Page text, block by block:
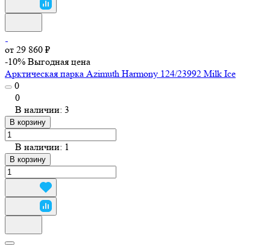
от 29 860 ₽
-10% Выгодная цена
Арктическая парка Azimuth Harmony 124/23992 Milk Ice
0
0
В наличии: 3
В корзину
В наличии: 1
В корзину